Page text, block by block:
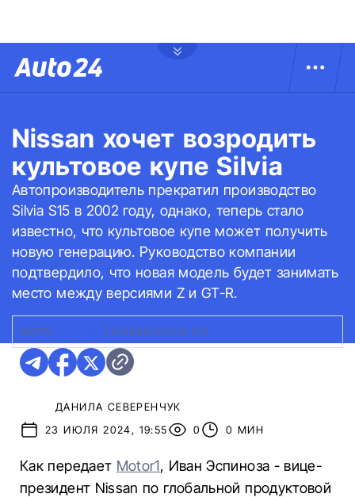
Nissan хочет возродить
культовое купе Silvia
Автопроизводитель прекратил производство
Silvia S15 в 2002 году, однако, теперь стало
известно, что культовое купе может получить
новую генерацию. Руководство компании
подтвердило, что новая модель будет занимать
место между версиями Z и GT-R.
ФОТО: NISSAN SILVIA S15
ДАНИЛА СЕВЕРЕНЧУК
23 ИЮЛЯ 2024, 19:55
0 0 МИН
Как передает Motor1, Иван Эспиноза - вице-
президент Nissan по глобальной продуктовой